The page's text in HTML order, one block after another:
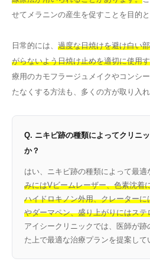
せてメラニンの産生を促すことを目的と
日常的には、 過度な日焼けを避け白い
がらないよう日焼け止めを適切に使用
療用のカモフラージュメイクやコンシ
たなくする方法も、多くの方が取り入れ
Q. ニキビ跡の種類によってクリニ
か？
はい、ニキビ跡の種類によって最適
みにはVビームレーザー、色素沈着
ハイドロキノン外用、クレーター
やダーマペン、盛り上がりにはス
アイシークリニックでは、医師が
た上で最適な治療プランを提案して